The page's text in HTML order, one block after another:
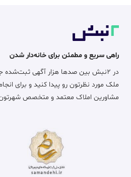
راهی سریع و مطمئن برای خانه‌دار شدن
در ۲نبش بین صدها هزار آگهی
ملک مورد نظرتون رو پیدا کنید و برای
مشاورین املاک معتمد و متخصص شهرتون